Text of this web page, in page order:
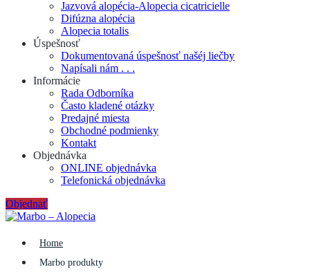
Jazvová alopécia-Alopecia cicatricielle
Difúzna alopécia
Alopecia totalis
Úspešnosť
Dokumentovaná úspešnosť našéj liečby
Napísali nám . . .
Informácie
Rada Odborníka
Často kladené otázky
Predajné miesta
Obchodné podmienky
Kontakt
Objednávka
ONLINE objednávka
Telefonická objednávka
Objednať
Home
Marbo produkty